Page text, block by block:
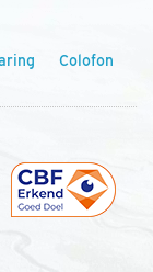
Colofon